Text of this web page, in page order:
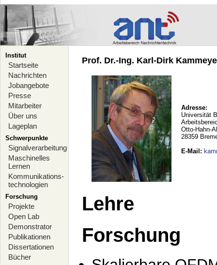
Institut
Startseite
Nachrichten
Jobangebote
Presse
Mitarbeiter
Über uns
Lageplan
Schwerpunkte
Signalverarbeitung
Maschinelles
Lernen
Kommunikations-
technologien
Forschung
Projekte
Open Lab
Demonstrator
Publikationen
Dissertationen
Bücher
Prof. Dr.-Ing. Karl-Dirk
Adresse:
Universität
Otto-Hahn-
28359
E-Mail :
Lehre
Forschung